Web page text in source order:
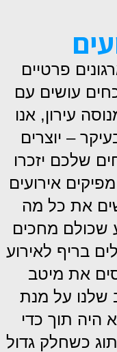
פרטיים
עושים עם
עירון, אנו
– יוצרים
שלכם יזכרו
אירועים
את כל מה
שכולם מחכים
בריף לאירוע
את מיטב
שלנו על מנת
היה תוך כדי
כשחלק גדול